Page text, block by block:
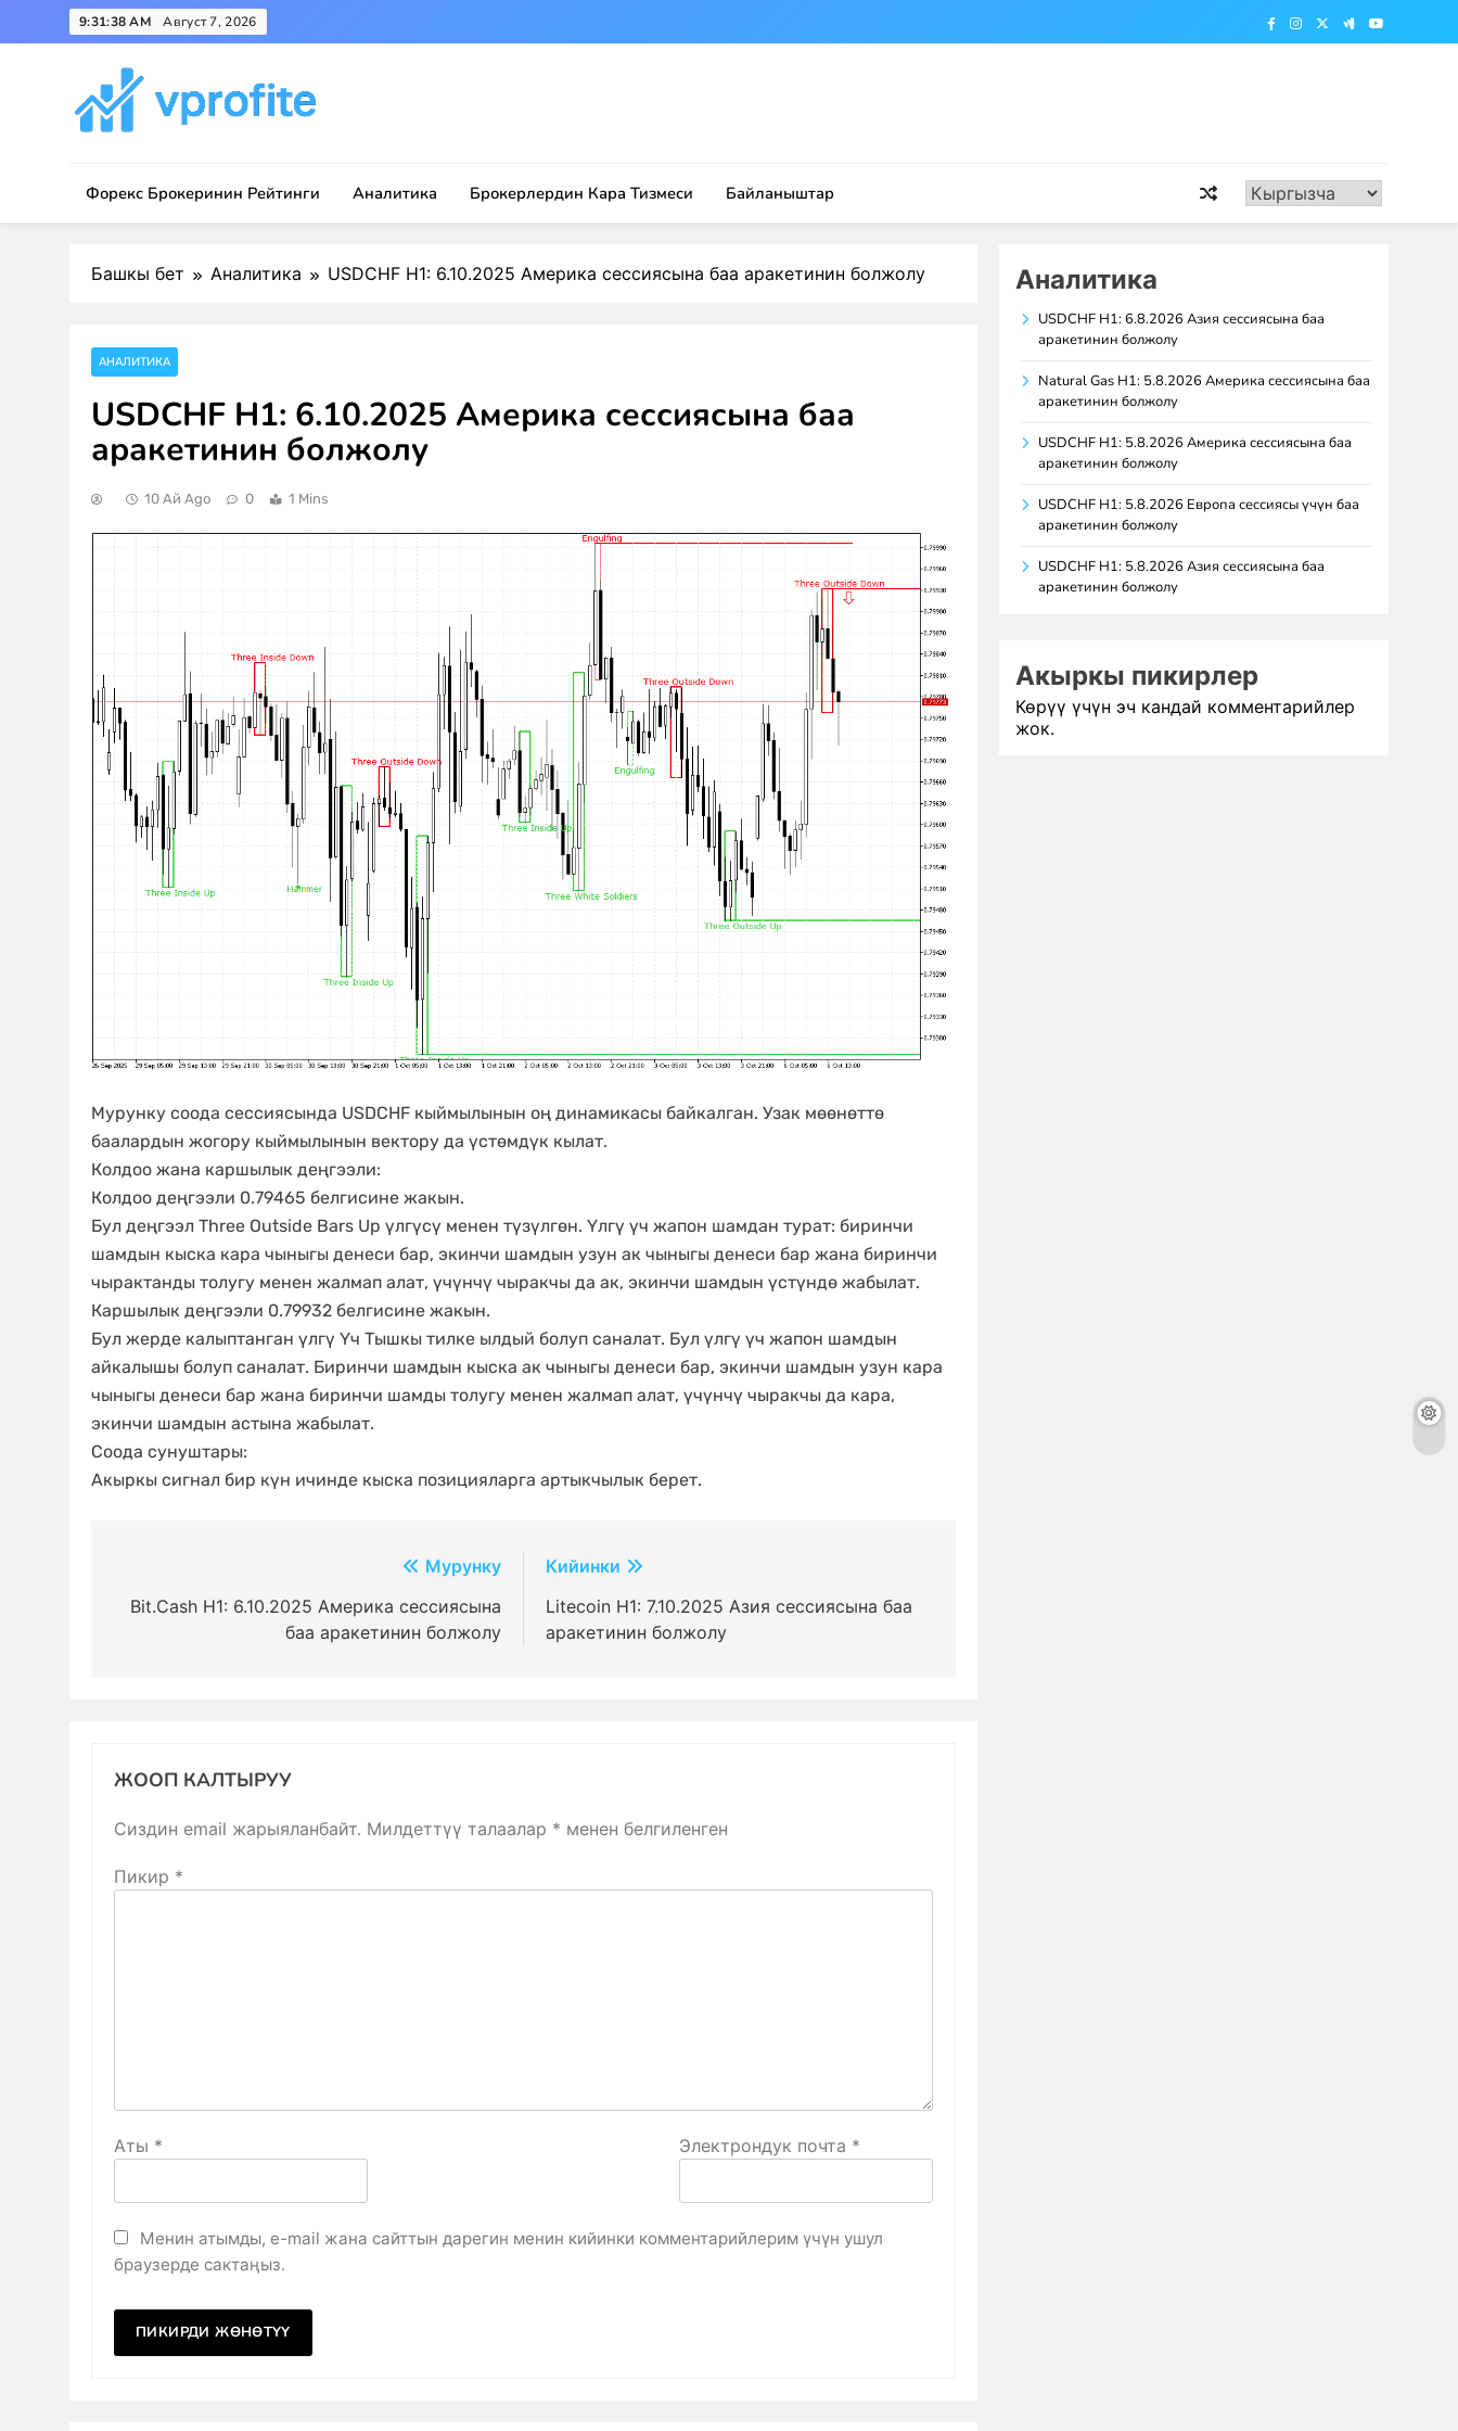
to
9:31:38 AM Август 7, 2026
Форекс Брокеринин Рейтинги Аналитика Брокерлердин Кара Тизмеси Байланыштар
Башкы бет Аналитика USDCHF H1: 6.10.2025 Америка сессиясына баа аракетинин болжолу
АНАЛИТИКА
USDCHF H1: 6.10.2025 Америка сессиясына баа
аракетинин болжолу
10 Ай Ago 0 1 Mins
Мурунку соода сессиясында USDCHF кыймылынын оң динамикасы байкалган. Узак мөөнөттө
баалардын жогору кыймылынын вектору да үстөмдүк кылат.
Колдоо жана каршылык деңгээли:
Колдоо деңгээли 0.79465 белгисине жакын.
Бул деңгээл Three Outside Bars Up үлгүсү менен түзүлгөн. Үлгү үч жапон шамдан турат: биринчи
шамдын кыска кара чыныгы денеси бар, экинчи шамдын узун ак чыныгы денеси бар жана биринчи
чырактанды толугу менен жалмап алат, үчүнчү чыракчы да ак, экинчи шамдын үстүндө жабылат.
Каршылык деңгээли 0.79932 белгисине жакын.
Бул жерде калыптанган үлгү Үч Тышкы тилке ылдый болуп саналат. Бул үлгү үч жапон шамдын
айкалышы болуп саналат. Биринчи шамдын кыска ак чыныгы денеси бар, экинчи шамдын узун кара
чыныгы денеси бар жана биринчи шамды толугу менен жалмап алат, үчүнчү чыракчы да кара,
экинчи шамдын астына жабылат.
Соода сунуштары:
Акыркы сигнал бир күн ичинде кыска позицияларга артыкчылык берет.
боюнча
Мурунку
Bit.Cash H1: 6.10.2025 Америка сессиясына
баа аракетинин болжолу
Кийинки
Litecoin H1: 7.10.2025 Азия сессиясына баа
аракетинин болжолу
ЖООП КАЛТЫРУУ
Сиздин email жарыяланбайт. Милдеттүү талаалар * менен белгиленген
Пикир *
Аты * Электрондук почта *
Менин атымды, e-mail жана сайттын дарегин менин кийинки комментарийлерим үчүн ушул
браузерде сактаңыз.
Аналитика
USDCHF H1: 6.8.2026 Азия сессиясына баа
аракетинин болжолу
Natural Gas H1: 5.8.2026 Америка сессиясына баа
аракетинин болжолу
USDCHF H1: 5.8.2026 Америка сессиясына баа
аракетинин болжолу
USDCHF H1: 5.8.2026 Европа сессиясы үчүн баа
аракетинин болжолу
USDCHF H1: 5.8.2026 Азия сессиясына баа
аракетинин болжолу
Акыркы пикирлер
Көрүү үчүн эч кандай комментарийлер
жок.